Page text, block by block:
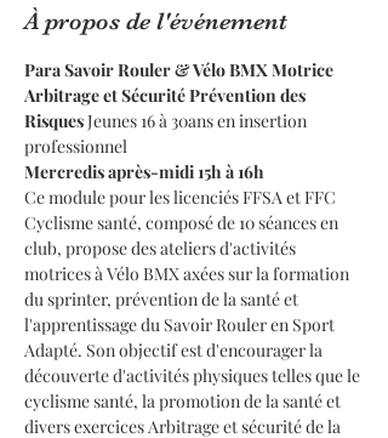
À propos de l'événement
Para Savoir Rouler & Vélo BMX Motrice
Arbitrage et Sécurité Prévention des
Risques Jeunes 16 à 30ans en insertion
professionnel
Mercredis après-midi 15h à 16h
Ce module pour les licenciés FFSA et FFC
Cyclisme santé, composé de 10 séances en
club, propose des ateliers d'activités
motrices à Vélo BMX axées sur la formation
du sprinter, prévention de la santé et
l'apprentissage du Savoir Rouler en Sport
Adapté. Son objectif est d'encourager la
découverte d'activités physiques telles que le
cyclisme santé, la promotion de la santé et
divers exercices Arbitrage et sécurité de la